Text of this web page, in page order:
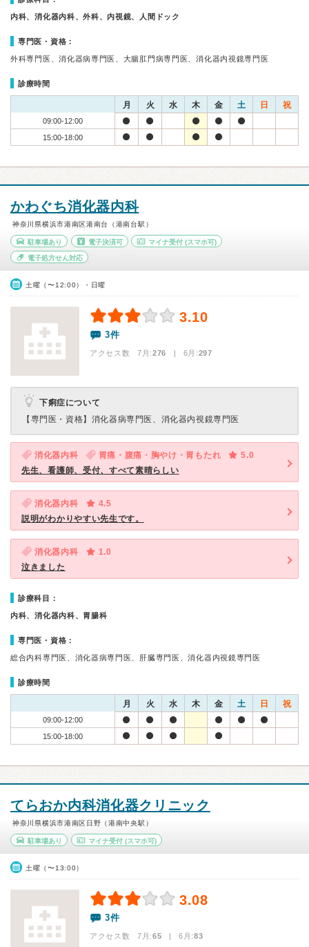
内科、消化器内科、外科、内視鏡、人間ドック
専門医・資格：
外科専門医、消化器病専門医、大腸肛門病専門医、消化器内視鏡専門医
診療時間
月 火 水 木 金 土 日 祝
09:00-12:00
15:00-18:00
かわぐち消化器内科
神奈川県横浜市港南区港南台（港南台駅）
駐車場あり 電子決済可 マイナ受付 (スマホ可)
電子処方せん対応
土曜（〜12:00）・日曜
3.10
3件
アクセス数 7月:276 | 6月:297
下痢症について
【専門医・資格】 消化器病専門医、消化器内視鏡専門医
消化器内科 胃痛・腹痛・胸やけ・胃もたれ
5.0
先生、看護師、受付、すべて素晴らしい
消化器内科
4.5
説明がわかりやすい先生です。
消化器内科
1.0
泣きました
診療科目：
内科、消化器内科、胃腸科
専門医・資格：
総合内科専門医、消化器病専門医、肝臓専門医、消化器内視鏡専門医
診療時間
月 火 水 木 金 土 日 祝
09:00-12:00
15:00-18:00
てらおか内科消化器クリニック
神奈川県横浜市港南区日野（港南中央駅）
駐車場あり マイナ受付(スマホ可)
土曜（〜13:00）
3.08
3件
アクセス数 7月:65 | 6月:83